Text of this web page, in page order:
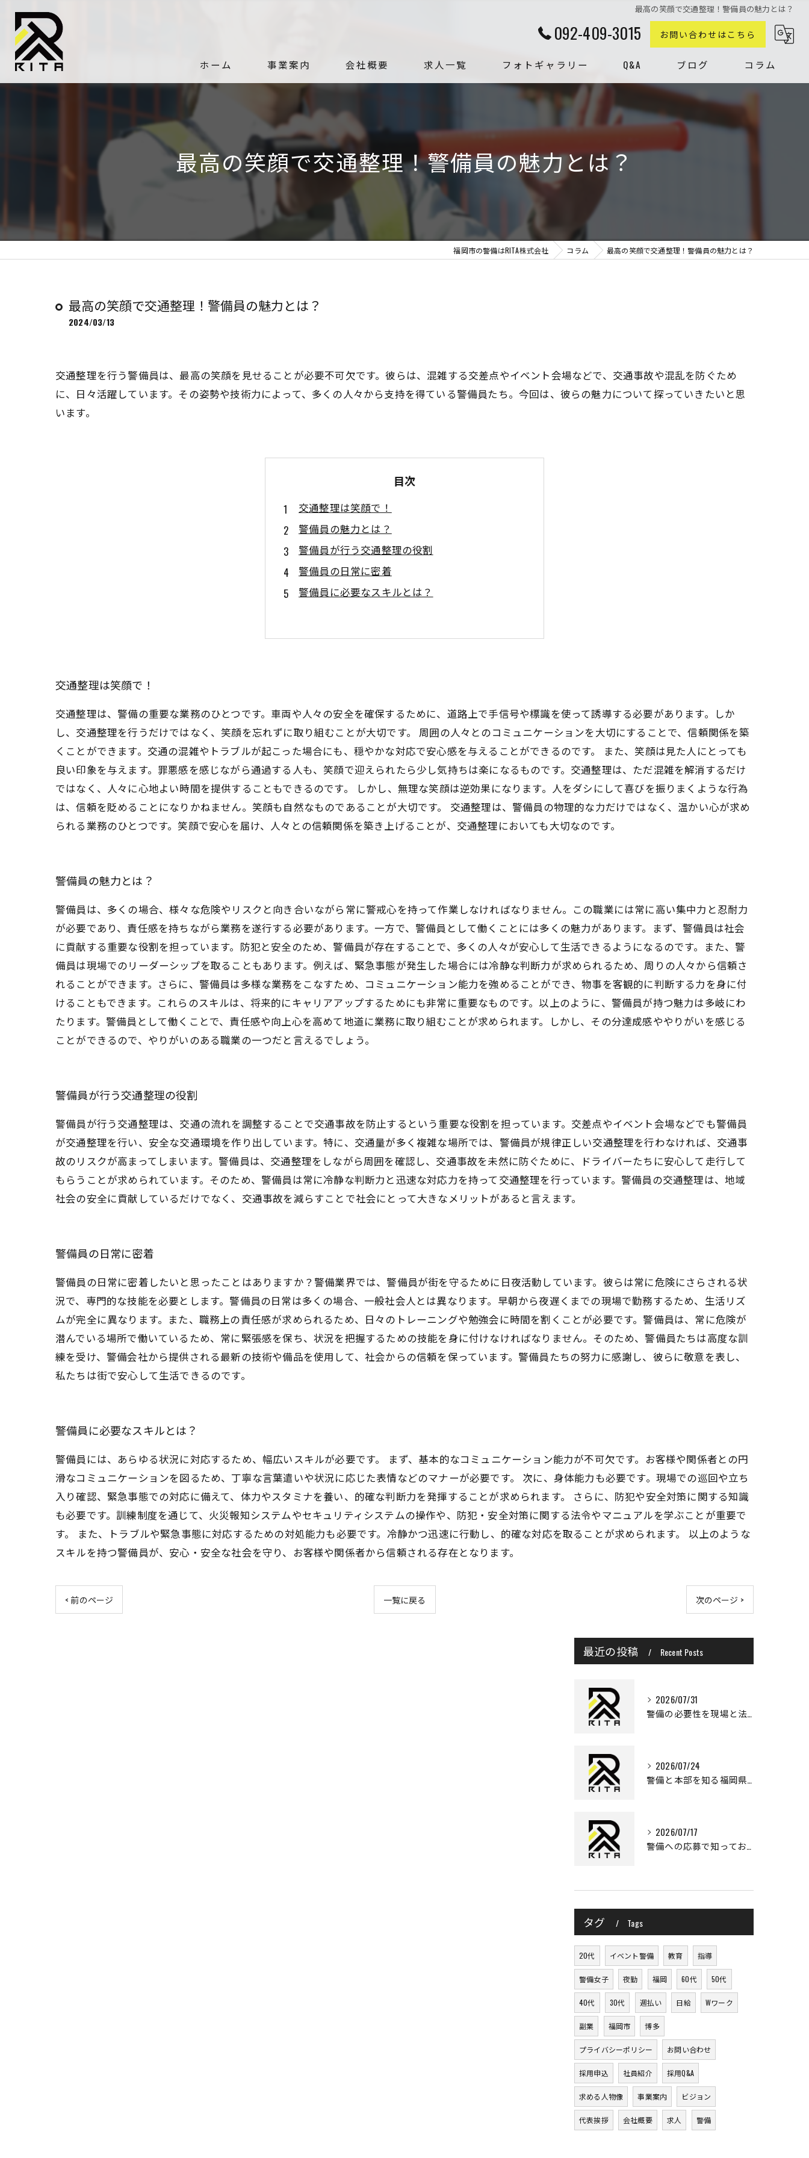
最高の笑顔で交通整理！警備員の魅力とは？
092-409-3015 お問い合わせはこちら
ホーム 事業案内 会社概要
社員紹介
ビジョン
求人一覧 フォトギャラリー Q&A ブログ コラム
最高の笑顔で交通整理！警備員の魅力とは？
福岡市の警備はRITA株式会社 コラム 最高の笑顔で交通整理！警備員の魅力とは？
最高の笑顔で交通整理！警備員の魅力とは？
2024/03/13
交通整理を行う警備員は、最高の笑顔を見せることが必要不可欠です。彼らは、混雑する交差点やイベント会場などで、交通事故や混乱を防ぐため
に、日々活躍しています。その姿勢や技術力によって、多くの人々から支持を得ている警備員たち。今回は、彼らの魅力について探っていきたいと思
います。
目次
交通整理は笑顔で！
警備員の魅力とは？
警備員が行う交通整理の役割
警備員の日常に密着
警備員に必要なスキルとは？
交通整理は笑顔で！
交通整理は、警備の重要な業務のひとつです。車両や人々の安全を確保するために、道路上で手信号や標識を使って誘導する必要があります。しか
し、交通整理を行うだけではなく、笑顔を忘れずに取り組むことが大切です。 周囲の人々とのコミュニケーションを大切にすることで、信頼関係を築
くことができます。交通の混雑やトラブルが起こった場合にも、穏やかな対応で安心感を与えることができるのです。 また、笑顔は見た人にとっても
良い印象を与えます。罪悪感を感じながら通過する人も、笑顔で迎えられたら少し気持ちは楽になるものです。交通整理は、ただ混雑を解消するだけ
ではなく、人々に心地よい時間を提供することもできるのです。 しかし、無理な笑顔は逆効果になります。人をダシにして喜びを振りまくような行為
は、信頼を貶めることになりかねません。笑顔も自然なものであることが大切です。 交通整理は、警備員の物理的な力だけではなく、温かい心が求め
られる業務のひとつです。笑顔で安心を届け、人々との信頼関係を築き上げることが、交通整理においても大切なのです。
警備員の魅力とは？
警備員は、多くの場合、様々な危険やリスクと向き合いながら常に警戒心を持って作業しなければなりません。この職業には常に高い集中力と忍耐力
が必要であり、責任感を持ちながら業務を遂行する必要があります。一方で、警備員として働くことには多くの魅力があります。まず、警備員は社会
に貢献する重要な役割を担っています。防犯と安全のため、警備員が存在することで、多くの人々が安心して生活できるようになるのです。また、警
備員は現場でのリーダーシップを取ることもあります。例えば、緊急事態が発生した場合には冷静な判断力が求められるため、周りの人々から信頼さ
れることができます。さらに、警備員は多様な業務をこなすため、コミュニケーション能力を強めることができ、物事を客観的に判断する力を身に付
けることもできます。これらのスキルは、将来的にキャリアアップするためにも非常に重要なものです。以上のように、警備員が持つ魅力は多岐にわ
たります。警備員として働くことで、責任感や向上心を高めて地道に業務に取り組むことが求められます。しかし、その分達成感ややりがいを感じる
ことができるので、やりがいのある職業の一つだと言えるでしょう。
警備員が行う交通整理の役割
警備員が行う交通整理は、交通の流れを調整することで交通事故を防止するという重要な役割を担っています。交差点やイベント会場などでも警備員
が交通整理を行い、安全な交通環境を作り出しています。特に、交通量が多く複雑な場所では、警備員が規律正しい交通整理を行わなければ、交通事
故のリスクが高まってしまいます。警備員は、交通整理をしながら周囲を確認し、交通事故を未然に防ぐために、ドライバーたちに安心して走行して
もらうことが求められています。そのため、警備員は常に冷静な判断力と迅速な対応力を持って交通整理を行っています。警備員の交通整理は、地域
社会の安全に貢献しているだけでなく、交通事故を減らすことで社会にとって大きなメリットがあると言えます。
警備員の日常に密着
警備員の日常に密着したいと思ったことはありますか？警備業界では、警備員が街を守るために日夜活動しています。彼らは常に危険にさらされる状
況で、専門的な技能を必要とします。警備員の日常は多くの場合、一般社会人とは異なります。早朝から夜遅くまでの現場で勤務するため、生活リズ
ムが完全に異なります。また、職務上の責任感が求められるため、日々のトレーニングや勉強会に時間を割くことが必要です。警備員は、常に危険が
潜んでいる場所で働いているため、常に緊張感を保ち、状況を把握するための技能を身に付けなければなりません。そのため、警備員たちは高度な訓
練を受け、警備会社から提供される最新の技術や備品を使用して、社会からの信頼を保っています。警備員たちの努力に感謝し、彼らに敬意を表し、
私たちは街で安心して生活できるのです。
警備員に必要なスキルとは？
警備員には、あらゆる状況に対応するため、幅広いスキルが必要です。 まず、基本的なコミュニケーション能力が不可欠です。お客様や関係者との円
滑なコミュニケーションを図るため、丁寧な言葉遣いや状況に応じた表情などのマナーが必要です。 次に、身体能力も必要です。現場での巡回や立ち
入り確認、緊急事態での対応に備えて、体力やスタミナを養い、的確な判断力を発揮することが求められます。 さらに、防犯や安全対策に関する知識
も必要です。訓練制度を通じて、火災報知システムやセキュリティシステムの操作や、防犯・安全対策に関する法令やマニュアルを学ぶことが重要で
す。 また、トラブルや緊急事態に対応するための対処能力も必要です。冷静かつ迅速に行動し、的確な対応を取ることが求められます。 以上のような
スキルを持つ警備員が、安心・安全な社会を守り、お客様や関係者から信頼される存在となります。
< 前のページ 一覧に戻る 次のページ >
最近の投稿 Recent Posts
2026/07/31
警備の必要性を現場と法律から多角的に理解する実践ガイド
2026/07/24
警備と本部を知る福岡県遠賀郡岡垣町で安心な暮らしを実現するポイント
2026/07/17
警備への応募で知っておきたい条件と年収アップ戦略を徹底解説
タグ Tags
20代 イベント警備 教育 指導
警備女子 夜勤 福岡 60代 50代
40代 30代 週払い 日給 Wワーク
副業 福岡市 博多
プライバシーポリシー お問い合わせ
採用申込 社員紹介 採用Q&A
求める人物像 事業案内 ビジョン
代表挨拶 会社概要 求人 警備